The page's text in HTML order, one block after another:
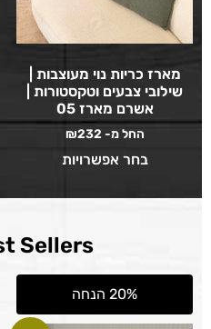
מארז כריות נוי מעוצבות |
שילובי צבעים וטקסטורות |
אשרם מארז 05
החל מ- ₪232
בחר אפשרויות
Sellers
20% הנחה